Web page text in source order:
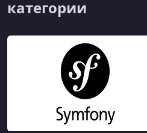
категории